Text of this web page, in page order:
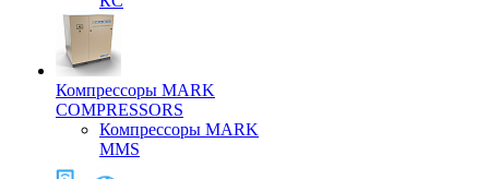
Компрессоры MARK
COMPRESSORS
Компрессоры MARK
MMS